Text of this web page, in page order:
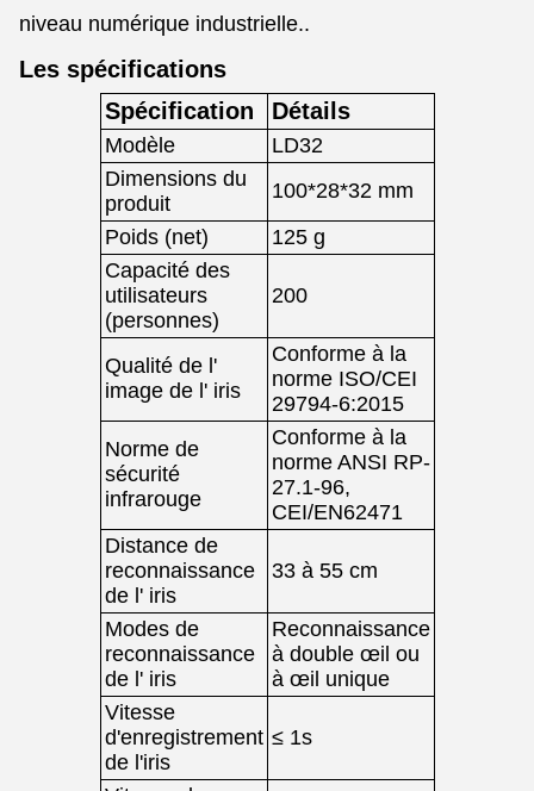
niveau numérique industrielle..
Les spécifications
Spécification
Détails
Modèle
LD32
Dimensions du
produit
100*28*32 mm
Poids (net)
125 g
Capacité des
utilisateurs
(personnes)
200
Qualité de l'
image de l' iris
Conforme à la
norme ISO/CEI
29794-6:2015
Norme de
sécurité
infrarouge
Conforme à la
norme ANSI RP-
27.1-96,
CEI/EN62471
Distance de
reconnaissance
de l' iris
33 à 55 cm
Modes de
reconnaissance
de l' iris
Reconnaissance
à double œil ou
à œil unique
Vitesse
d'enregistrement
de l'iris
≤ 1s